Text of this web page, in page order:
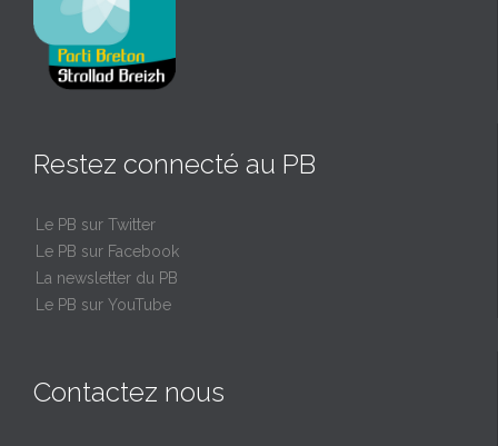
Restez connecté au PB
Le PB sur Twitter
Le PB sur Facebook
La newsletter du PB
Le PB sur YouTube
Contactez nous